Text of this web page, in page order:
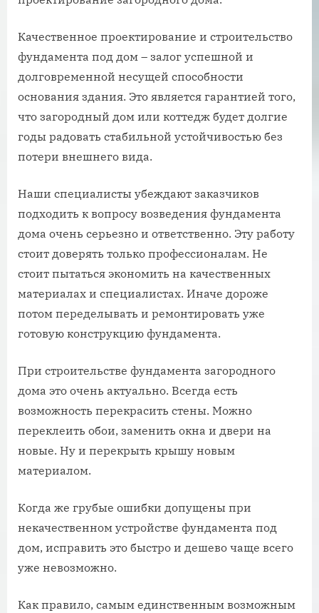
Качественное проектирование и строительство
фундамента под дом – залог успешной и
долговременной несущей способности
основания здания. Это является гарантией того,
что загородный дом или коттедж будет долгие
годы радовать стабильной устойчивостью без
потери внешнего вида.
Наши специалисты убеждают заказчиков
подходить к вопросу возведения фундамента
дома очень серьезно и ответственно. Эту работу
стоит доверять только профессионалам. Не
стоит пытаться экономить на качественных
материалах и специалистах. Иначе дороже
потом переделывать и ремонтировать уже
готовую конструкцию фундамента.
При строительстве фундамента загородного
дома это очень актуально. Всегда есть
возможность перекрасить стены. Можно
переклеить обои, заменить окна и двери на
новые. Ну и перекрыть крышу новым
материалом.
Когда же грубые ошибки допущены при
некачественном устройстве фундамента под
дом, исправить это быстро и дешево чаще всего
уже невозможно.
Как правило, самым единственным возможным